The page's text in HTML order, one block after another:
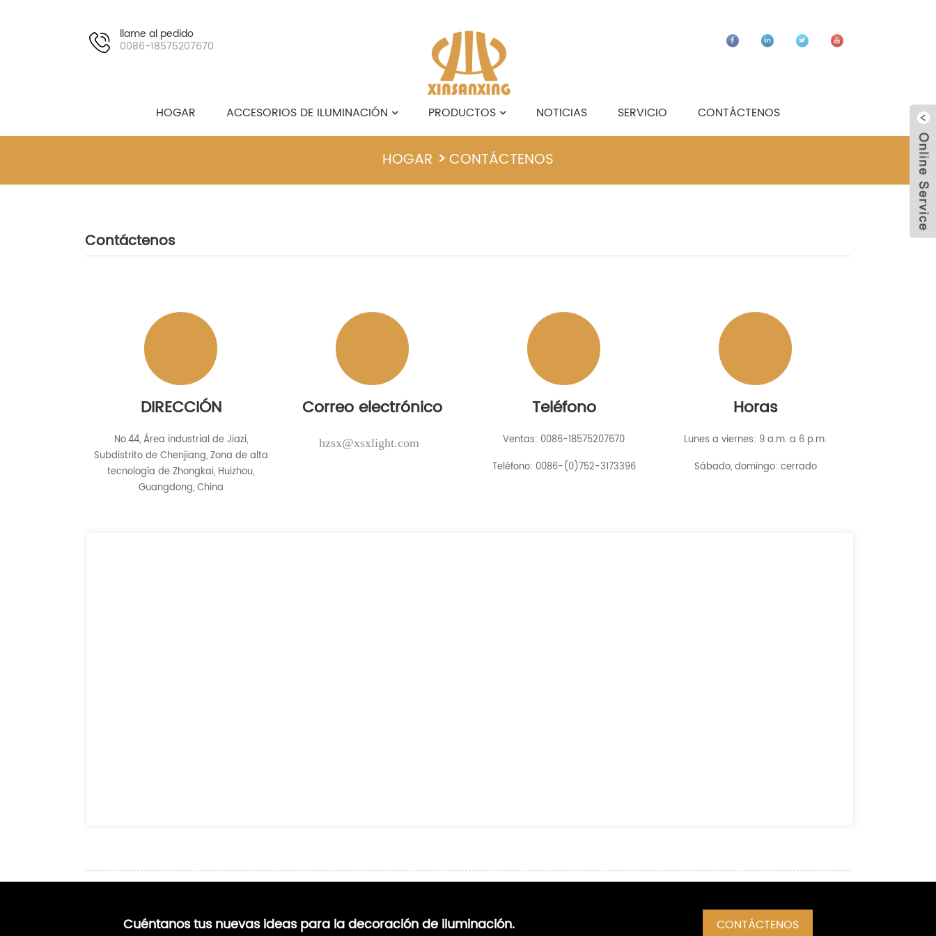
llame al pedido
0086-18575207670
HOGAR ACCESORIOS DE ILUMINACIÓN PRODUCTOS NOTICIAS SERVICIO CONTÁCTENOS
SOBRE NOSOTROS
HOGAR CONTÁCTENOS
Contáctenos
DIRECCIÓN
No.44, Área industrial de Jiazi,
Subdistrito de Chenjiang, Zona de alta
tecnología de Zhongkai, Huizhou,
Guangdong, China
Correo electrónico
hzsx@xsxlight.com
Teléfono
Ventas: 0086-18575207670
Teléfono: 0086-(0)752-3173396
Horas
Lunes a viernes: 9 a.m. a 6 p.m.
Sábado, domingo: cerrado
Cuéntanos tus nuevas ideas para la decoración de iluminación. CONTÁCTENOS